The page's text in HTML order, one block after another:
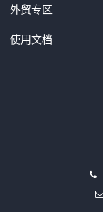
外贸专区
使用文档